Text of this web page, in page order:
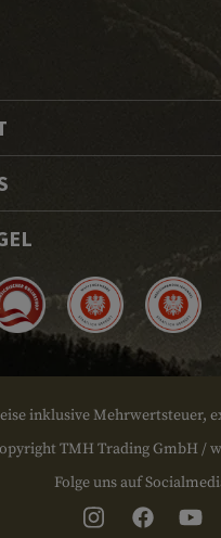
inklusive Mehrwertsteuer,
TMH Trading GmbH /
Folge uns auf